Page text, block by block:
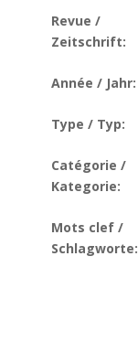
Revue /
Zeitschrift:
Année / Jahr:
Type / Typ:
Catégorie /
Kategorie:
Mots clef /
Schlagworte: